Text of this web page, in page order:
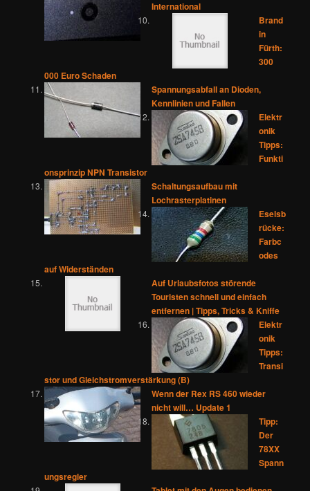
International
Brand
in
Fürth:
300
000 Euro Schaden
Spannungsabfall an Dioden,
Kennlinien und Fallen
Elektr
onik
Tipps:
Funkti
onsprinzip NPN Transistor
Schaltungsaufbau mit
Lochrasterplatinen
Eselsb
rücke:
Farbc
odes
auf Widerständen
Auf Urlaubsfotos störende
Touristen schnell und einfach
entfernen | Tipps, Tricks & Kniffe
Elektr
onik
Tipps:
Transi
stor und Gleichstromverstärkung (B)
Wenn der Rex RS 460 wieder
nicht will… Update 1
Tipp:
Der
78XX
Spann
ungsregler